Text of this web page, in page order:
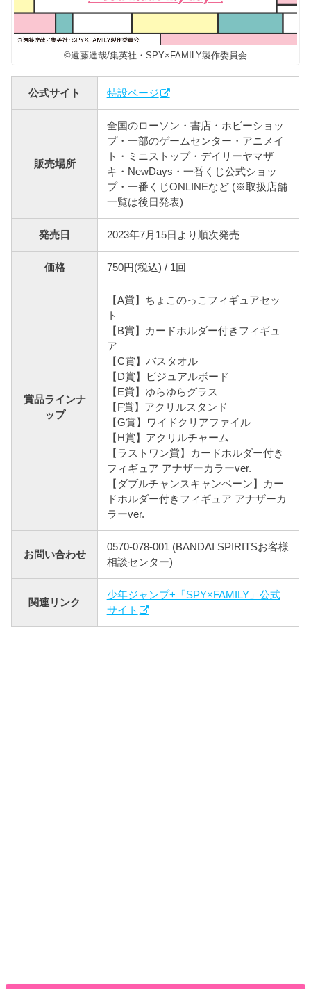
©遠藤達哉/集英社・SPY×FAMILY製作委員会
公式サイト 特設ページ
販売場所
全国のローソン・書店・ホビーショッ
プ・一部のゲームセンター・アニメイ
ト・ミニストップ・デイリーヤマザ
キ・NewDays・一番くじ公式ショッ
プ・一番くじONLINEなど (※取扱店舗
一覧は後日発表)
発売日 2023年7月15日より順次発売
価格 750円(税込) / 1回
賞品ラインナ
ップ
【A賞】ちょこのっこフィギュアセッ
ト
【B賞】カードホルダー付きフィギュ
ア
【C賞】バスタオル
【D賞】ビジュアルボード
【E賞】ゆらゆらグラス
【F賞】アクリルスタンド
【G賞】ワイドクリアファイル
【H賞】アクリルチャーム
【ラストワン賞】カードホルダー付き
フィギュア アナザーカラーver.
【ダブルチャンスキャンペーン】カー
ドホルダー付きフィギュア アナザーカ
ラーver.
お問い合わせ
0570-078-001 (BANDAI SPIRITSお客様
相談センター)
関連リンク
少年ジャンプ+「SPY×FAMILY」公式
サイト